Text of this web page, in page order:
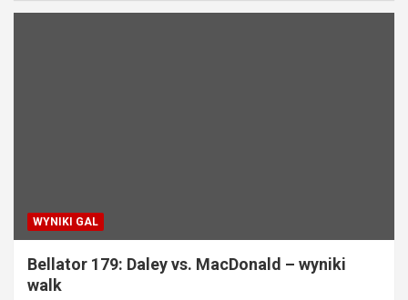
WYNIKI GAL
Bellator 179: Daley vs. MacDonald – wyniki
walk